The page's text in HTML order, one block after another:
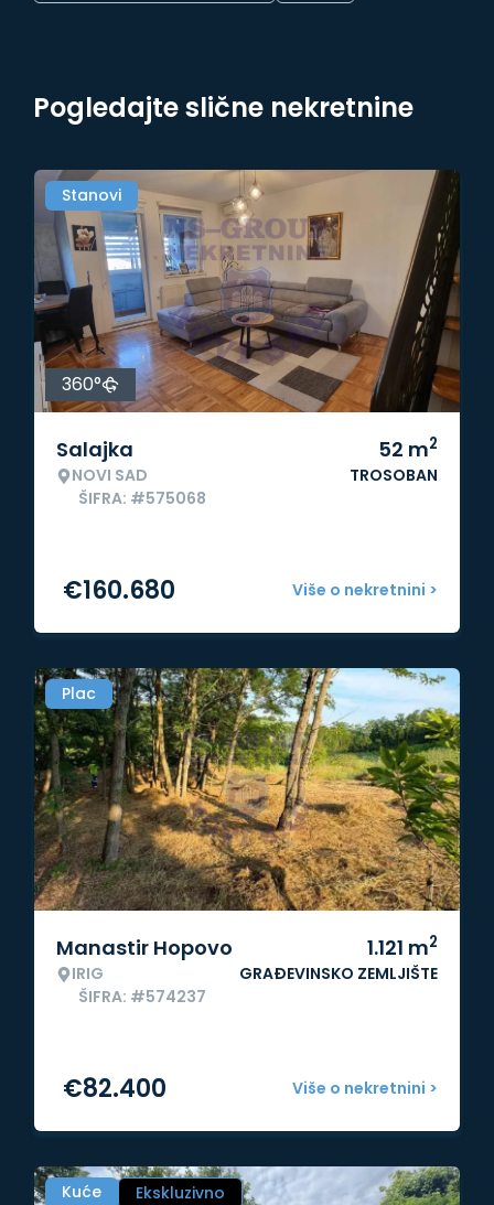
Pogledajte slične nekretnine
Stanovi
360°
Salajka
NOVI SAD
ŠIFRA: #575068
52 m2
TROSOBAN
Više o nekretnini >
€160.680
Plac
Manastir Hopovo
IRIG
ŠIFRA: #574237
1.121 m2
GRAĐEVINSKO ZEMLJIŠTE
Više o nekretnini >
€82.400
Kuće Ekskluzivno